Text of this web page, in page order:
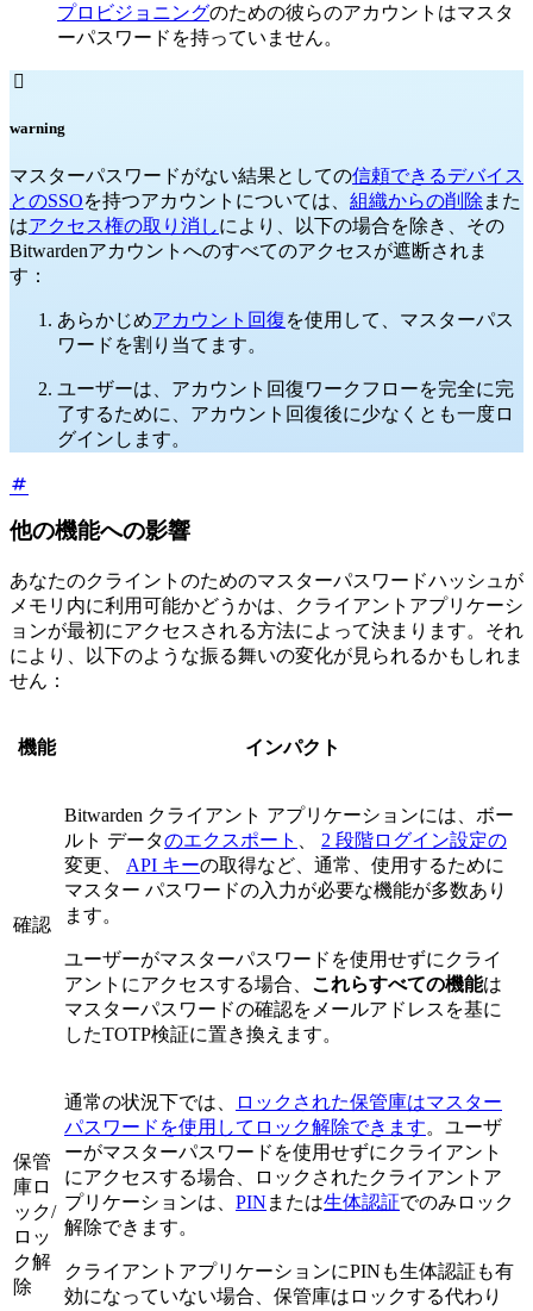
プロビジョニングのための彼らのアカウントはマスタ
ーパスワードを持っていません。

warning
マスターパスワードがない結果としての信頼できるデバイス
とのSSOを持つアカウントについては、 組織からの削除 また
はアクセス権の取り消しにより、以下の場合を除き、その
Bitwardenアカウントへのすべてのアクセスが遮断されま
す：
あらかじめアカウント回復を使用して、マスターパス
ワードを割り当てます。
ユーザーは、アカウント回復ワークフローを完全に完
了するために、アカウント回復後に少なくとも一度ロ
グインします。
他の機能への影響
あなたのクライントのためのマスターパスワードハッシュが
メモリ内に利用可能かどうかは、クライアントアプリケーシ
ョンが最初にアクセスされる方法によって決まります。それ
により、以下のような振る舞いの変化が見られるかもしれま
せん：
機能 インパクト
確認
Bitwarden クライアント アプリケーションには、ボー
ルト データのエクスポート
2 段階ログイン設定の
変更、 API キーの取得など、通常、使用するために
マスター パスワードの入力が必要な機能が多数あり
ます。
ユーザーがマスターパスワードを使用せずにクライ
アントにアクセスする場合、 これらすべての機能は
マスターパスワードの確認をメールアドレスを基に
したTOTP検証に置き換えます。
保管
庫ロ
ック/
ロッ
ク解
除
通常の状況下では、
ロックされた保管庫はマスター
パスワードを使用してロック解除できます。ユーザ
ーがマスターパスワードを使用せずにクライアント
にアクセスする場合、ロックされたクライアントア
プリケーションは、 PIN または生体認証でのみロック
解除できます。
クライアントアプリケーションにPINも生体認証も有
効になっていない場合、保管庫はロックする代わり